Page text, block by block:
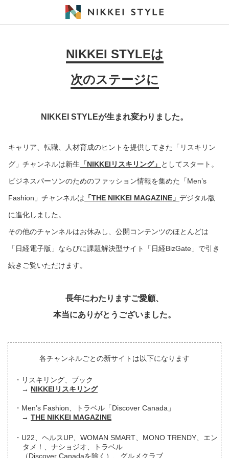
NIKKEI STYLEは
次のステージに
NIKKEI STYLEが生まれ変わりました。
キャリア、転職、人材育成のヒントを提供してきた「リスキリン
グ」チャンネルは新生 「NIKKEIリスキリング」 としてスタート。
ビジネスパーソンのためのファッション情報を集めた「Men’s
Fashion」チャンネルは 「THE NIKKEI MAGAZINE」 デジタル版
に進化しました。
その他のチャンネルはお休みし、公開コンテンツのほとんどは
「日経電子版」ならびに課題解決型サイト「日経BizGate」で引き
続きご覧いただけます。
長年にわたりますご愛顧、
本当にありがとうございました。
各チャンネルごとの新サイトは以下になります
リスキリング、ブック
NIKKEIリスキリング
Men’s Fashion、トラベル「Discover Canada」
THE NIKKEI MAGAZINE
U22、ヘルスUP、WOMAN SMART、MONO TRENDY、エン
タメ！、ナショジオ、トラベル
（Discover Canadaを除く）、グルメクラブ